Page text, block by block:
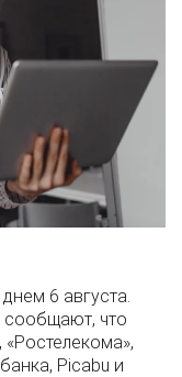
6 августа.
сообщают, что
Picabu и